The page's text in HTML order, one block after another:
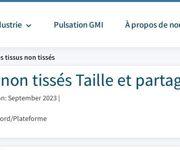
Pulsation GMI À propos de
tissus non tissés
tissés Taille et
September 2023 |
Plateforme